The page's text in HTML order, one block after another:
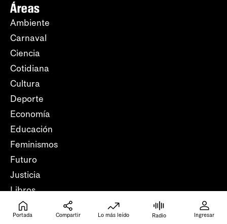
Áreas
Ambiente
Carnaval
Ciencia
Cotidiana
Cultura
Deporte
Economía
Educación
Feminismos
Futuro
Justicia
Libros
Mundo
Opinión
Portada Compartir Lo más leído Radio Ingresar